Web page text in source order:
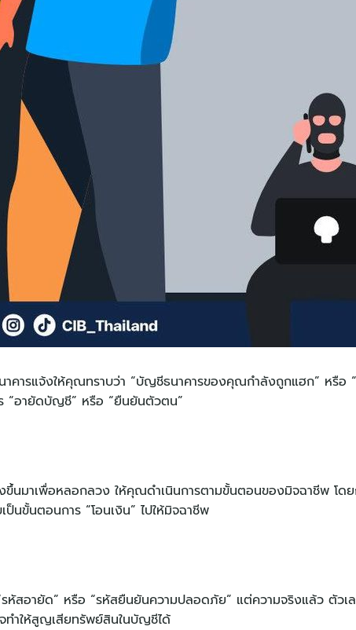
นาคารแจ้งให้คุณทราบว่า “บัญชีธนาคารของคุณกำลังถูกแฮก” หรื
“อายัดบัญชี” หรือ “ยืนยันตัวตน”
ขึ้นมาเพื่อหลอกลวง ให้คุณดำเนินการตามขั้นตอนของมิจฉาชีพ โ
นขั้นตอนการ “โอนเงิน” ไปให้มิจฉาชีพ
หัสอายัด” หรือ “รหัสยืนยันความปลอดภัย” แต่ความจริงแล้ว ตัวเ
ทำให้สูญเสียทรัพย์สินในบัญชีได้